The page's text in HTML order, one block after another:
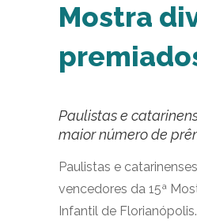
Mostra
Paulistas e
maior número de
Paulistas e
vencedores da 15ª
Infantil de